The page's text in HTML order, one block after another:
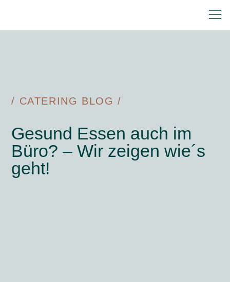
/ CATERING BLOG /
Gesund Essen auch im
Büro? – Wir zeigen wie´s
geht!